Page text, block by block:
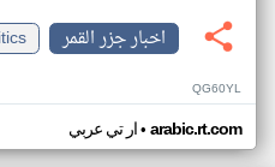
اخبار جزر القمر
QG60YL
ار تي عربي• arabic.rt.com